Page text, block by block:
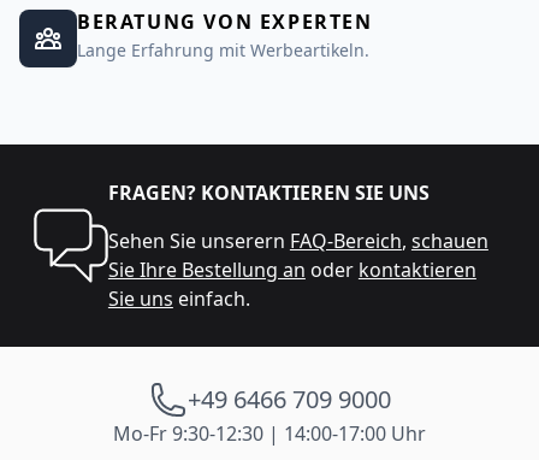
BERATUNG VON EXPERTEN
Lange Erfahrung mit Werbeartikeln.
FRAGEN? KONTAKTIEREN SIE UNS
Sehen Sie unserern FAQ-Bereich, schauen
Sie Ihre Bestellung an oder kontaktieren
Sie uns einfach.
+49 6466 709 9000
Mo-Fr 9:30-12:30 | 14:00-17:00 Uhr